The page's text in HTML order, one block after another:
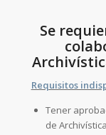
Se
Requisitos
Tener
de